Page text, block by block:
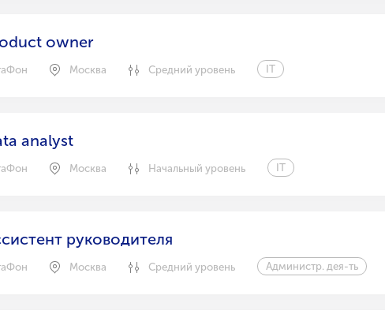
owner
Москва Средний уровень IT
analyst
Москва Начальный уровень IT
руководителя
Москва Средний уровень Администр. дея-ть